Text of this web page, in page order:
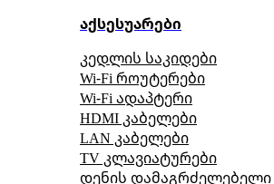
აქსესუარები
კედლის საკიდები
Wi-Fi როუტერები
Wi-Fi ადაპტერი
HDMI კაბელები
LAN კაბელები
TV კლავიატურები
დენის დამაგრძელებელი